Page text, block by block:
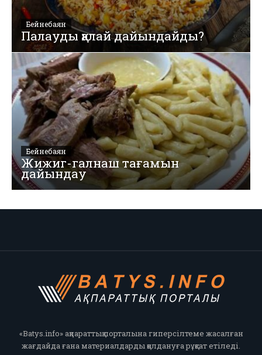
Бейнебаян
Палауды қалай дайындайды?
Бейнебаян
Жижиг-галнаш тағамын
дайындау
«Batys.info» ақпараттық порталына гиперсілтеме жасалған
жағдайда ғана материалдарды қолдануға рұқсат етіледі.